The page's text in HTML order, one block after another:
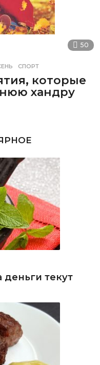
50
,СПОРТ
которые
хандру
текут